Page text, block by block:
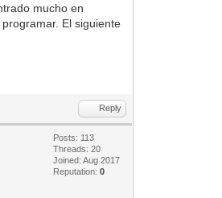
mucho en
El siguiente
Reply
Posts: 113
Threads: 20
Joined: Aug 2017
Reputation:0